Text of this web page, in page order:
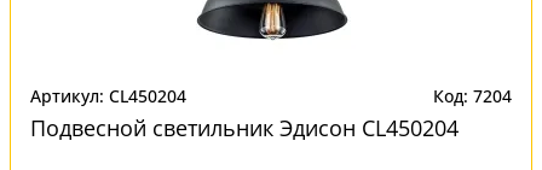
Артикул: CL450204 Код: 7204
Подвесной светильник Эдисон CL450204